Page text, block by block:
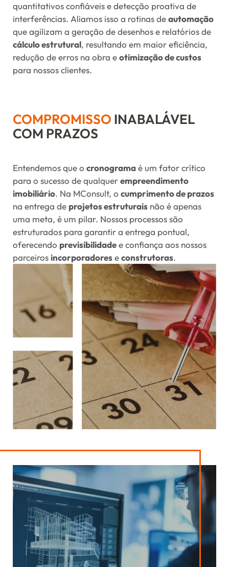
quantitativos confiáveis e detecção proativa de
interferências. Aliamos isso a rotinas deautomação
que agilizam a geração de desenhos e relatórios de
cálculo estrutural, resultando em maior eficiência,
redução de erros na obra eotimização de custos
para nossos clientes.
COMPROMISSO INABALÁVEL
COM PRAZOS
Entendemos que o cronogramaé um fator crítico
para o sucesso de qualquerempreendimento
imobiliário. Na MConsult, o cumprimento de prazos
na entrega de projetos estruturais não é apenas
uma meta, é um pilar. Nossos processos são
estruturados para garantir a entrega pontual,
oferecendo previsibilidadee confiança aos nossos
parceiros incorporadoreseconstrutoras.